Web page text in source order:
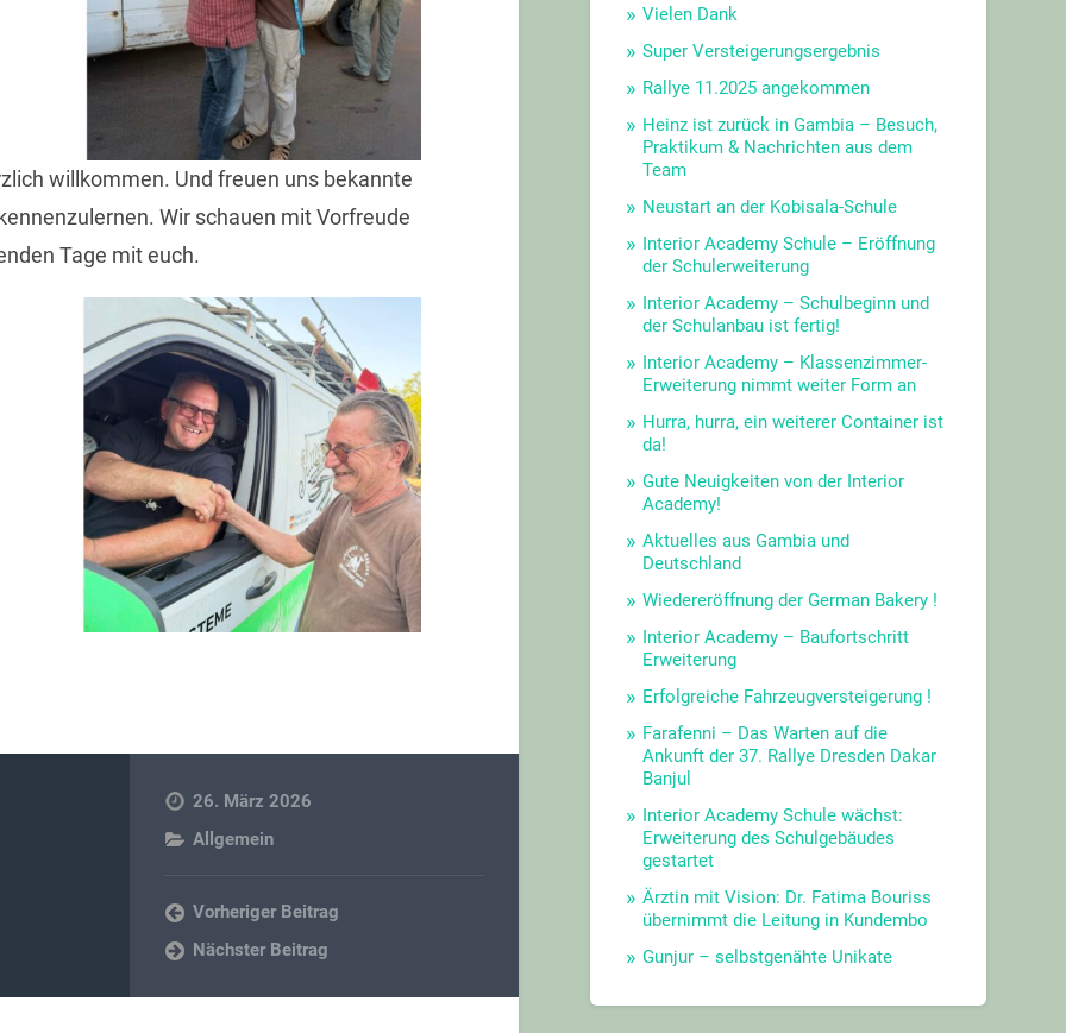
willkommen. Und freuen uns bekannte
Wir schauen mit Vorfreude
Tage mit euch.
26. März 2026
Allgemein
Vorheriger Beitrag
Nächster Beitrag
Vielen Dank
Super Versteigerungsergebnis
Rallye 11.2025 angekommen
Heinz ist zurück in Gambia – Besuch,
Praktikum & Nachrichten aus dem
Team
Neustart an der Kobisala-Schule
Interior Academy Schule – Eröffnung
der Schulerweiterung
Interior Academy – Schulbeginn und
der Schulanbau ist fertig!
Interior Academy – Klassenzimmer-
Erweiterung nimmt weiter Form an
Hurra, hurra, ein weiterer Container ist
da!
Gute Neuigkeiten von der Interior
Academy!
Aktuelles aus Gambia und
Deutschland
Wiedereröffnung der German Bakery !
Interior Academy – Baufortschritt
Erweiterung
Erfolgreiche Fahrzeugversteigerung !
Farafenni – Das Warten auf die
Ankunft der 37. Rallye Dresden Dakar
Banjul
Interior Academy Schule wächst:
Erweiterung des Schulgebäudes
gestartet
Ärztin mit Vision: Dr. Fatima Bouriss
übernimmt die Leitung in Kundembo
Gunjur – selbstgenähte Unikate